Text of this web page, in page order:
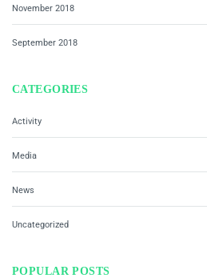
November 2018
September 2018
CATEGORIES
Activity
Media
News
Uncategorized
POPULAR POSTS